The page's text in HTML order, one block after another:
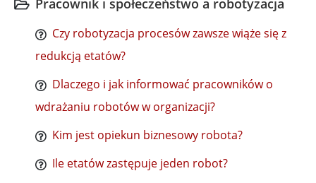
Czy robotyzacja procesów zawsze wiąże się z
redukcją etatów?
Dlaczego i jak informować pracowników o
wdrażaniu robotów w organizacji?
Kim jest opiekun biznesowy robota?
Ile etatów zastępuje jeden robot?